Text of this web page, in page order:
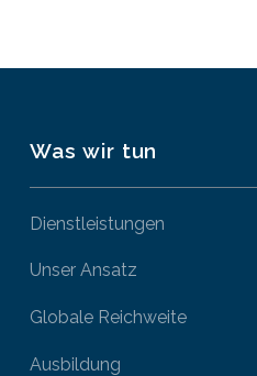
Was wir tun
Dienstleistungen
Unser Ansatz
Globale Reichweite
Ausbildung